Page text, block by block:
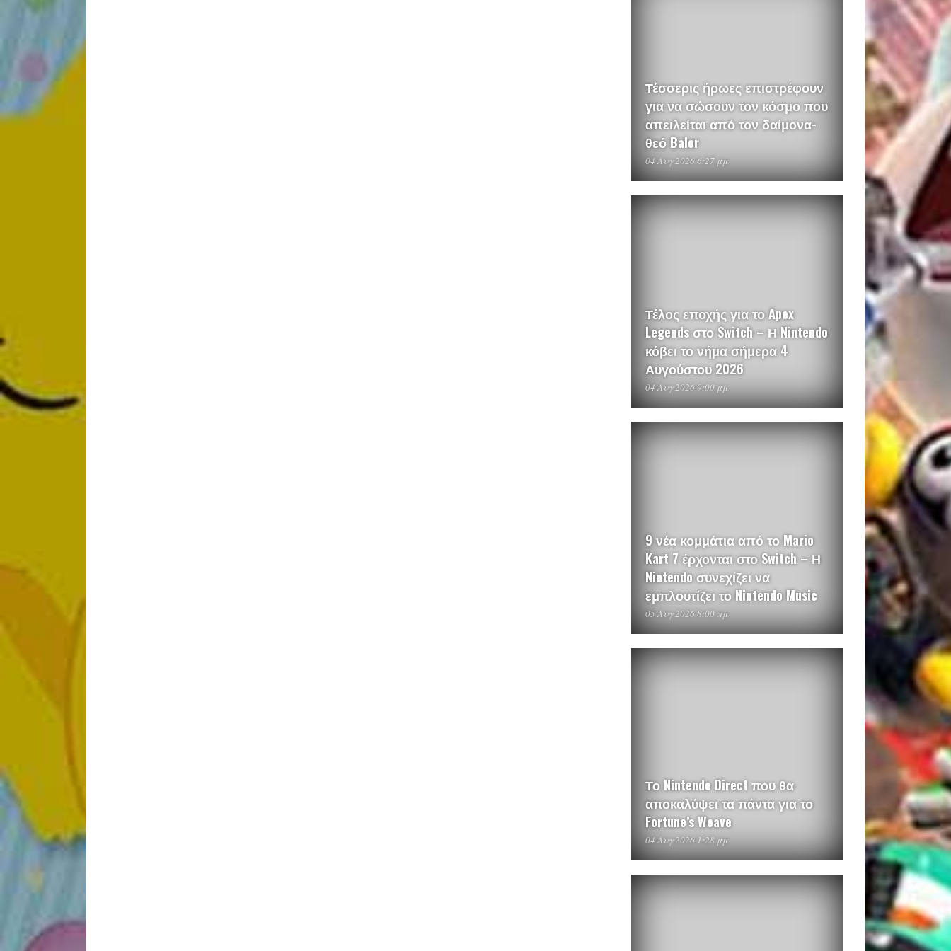
Τέσσερις ήρωες επιστρέφουν
για να σώσουν τον κόσμο που
απειλείται από τον δαίμονα-
θεό Balor
04 Αυγ 2026 6:27 μμ
Τέλος εποχής για το Apex
Legends στο Switch – Η Nintendo
κόβει το νήμα σήμερα 4
Αυγούστου 2026
04 Αυγ 2026 9:00 μμ
9 νέα κομμάτια από το Mario
Kart 7 έρχονται στο Switch – Η
Nintendo συνεχίζει να
εμπλουτίζει το Nintendo Music
05 Αυγ 2026 8:00 πμ
Το Nintendo Direct που θα
αποκαλύψει τα πάντα για το
Fortune’s Weave
04 Αυγ 2026 1:28 μμ